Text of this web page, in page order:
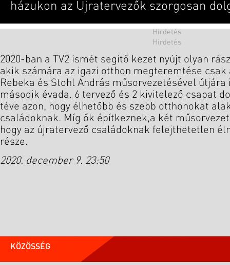
házukon az Újratervezők szorgosan
2020-ban a TV2 ismét segítő kezet nyújt olyan
akik számára az igazi otthon megteremtése csak
Rebeka és Stohl András műsorvezetésével
második évada. 6 tervező és 2 kivitelező csapat
téve azon, hogy élhetőbb és szebb otthonokat
családoknak. Míg ők építkeznek,a két
hogy az újratervező családoknak felejthetetlen
része.
2020. december 9. 23:50
KÖZÖSSÉG